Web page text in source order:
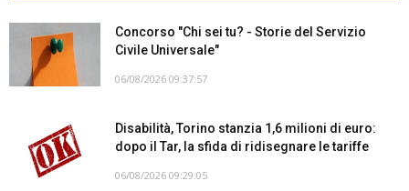
Concorso "Chi sei tu? - Storie del Servizio
Civile Universale"
06/08/2026 09:37:57
Disabilità, Torino stanzia 1,6 milioni di euro:
dopo il Tar, la sfida di ridisegnare le tariffe
06/08/2026 09:29:05